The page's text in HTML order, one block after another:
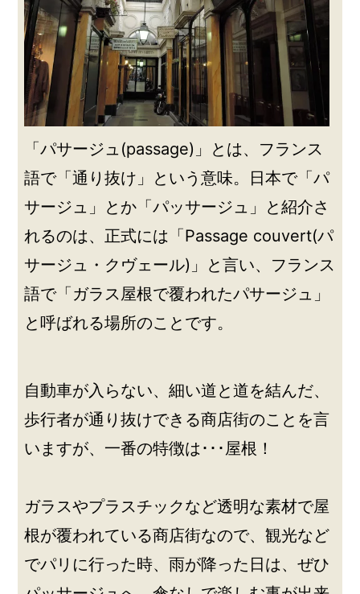
「パサージュ(passage)」とは、フランス
語で「通り抜け」という意味。日本で「パ
サージュ」とか「パッサージュ」と紹介さ
れるのは、正式には「Passage couvert(パ
サージュ・クヴェール)」と言い、フランス
語で「ガラス屋根で覆われたパサージュ」
と呼ばれる場所のことです。
自動車が入らない、細い道と道を結んだ、
歩行者が通り抜けできる商店街のことを言
いますが、一番の特徴は･･･屋根！
ガラスやプラスチックなど透明な素材で屋
根が覆われている商店街なので、観光など
でパリに行った時、雨が降った日は、ぜひ